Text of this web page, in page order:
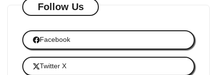
Follow Us
Facebook
Twitter X